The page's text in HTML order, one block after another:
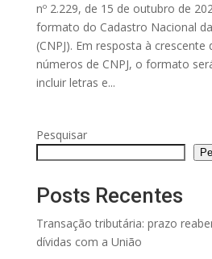
nº 2.229, de 15 de outubro de
formato do Cadastro Nacional
(CNPJ). Em resposta à
números de CNPJ, o formato
incluir letras e...
Pesquisar
Posts Recentes
Transação tributária: prazo
dívidas com a União